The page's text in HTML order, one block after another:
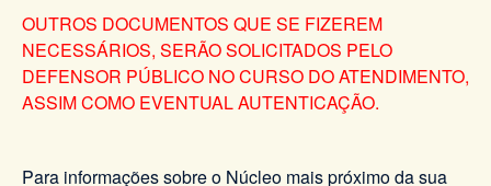
OUTROS DOCUMENTOS QUE SE FIZEREM
NECESSÁRIOS, SERÃO SOLICITADOS PELO
DEFENSOR PÚBLICO NO CURSO DO ATENDIMENTO,
ASSIM COMO EVENTUAL AUTENTICAÇÃO.
Para informações sobre o Núcleo mais próximo da sua